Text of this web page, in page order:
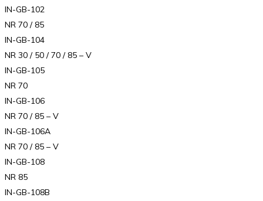
IN-GB-102
NR 70 / 85
IN-GB-104
NR 30 / 50 / 70 / 85 – V
IN-GB-105
NR 70
IN-GB-106
NR 70 / 85 – V
IN-GB-106A
NR 70 / 85 – V
IN-GB-108
NR 85
IN-GB-108B